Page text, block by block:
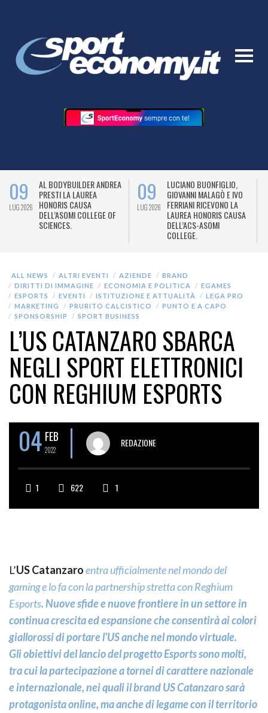
09
LUG 2026
AL BODYBUILDER ANDREA
PRESTI LA LAUREA
HONORIS CAUSA
DELL’ASOMI COLLEGE OF
SCIENCES.
09
LUG 2026
LUCIANO BUONFIGLIO,
GIOVANNI MALAGÒ E IVO
FERRIANI RICEVONO LA
LAUREA HONORIS CAUSA
DELL’ACS-ASOMI
COLLEGE.
ALL NEWS ALTRI EVENTI AZIENDE
BRAND
DIRITTI DI IMMAGINE
ECONOMIA E POLITICA
EGAMES
ESPORTS
EVENTI ISTITUZIONE E ATTUALITÀ
LEGA PRO
MARKETING
PRURITO CALCISTICO
PUNTO E A CAPO
SPONSORSHIP
SPORT BUSINESS
L’US CATANZARO SBARCA
NEGLI SPORT ELETTRONICI
CON REGHIUM ESPORTS
04 FEB
2022
REDAZIONE
1 622 1
L’US Catanzaroentra ufficialmente nel mondo del
gaming e lo fa con la partnership stretta conReghium
Esports. Nuove sfide e nuove frontiere in un settore in
continua crescita ed espansione che consentirà ai colori
giallorossi di portare l’US anche nel mondo virtuale.
Gli obiettivi del lancio del progetto Esports sono molti,
tra cui la partecipazione a tornei di carattere nazionale
e internazionale, nei quali il brand US Catanzaro sarà
protagonista online, ma anche di legame con il territorio